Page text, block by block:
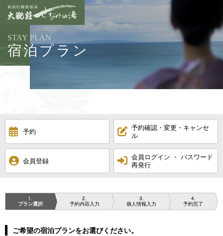
STAY PLAN
宿泊プラン
予約
予約確認・変更・キャンセ
ル
会員登録
会員ログイン ・ パスワード
再発行
1
プラン選択
2
予約内容入力
3
個人情報入力
4
予約完了
ご希望の宿泊プランをお選びください。